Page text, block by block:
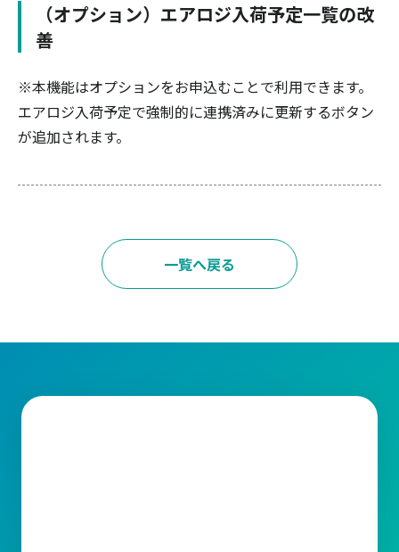
（オプション）エアロジ入荷予定一覧の改
善
※本機能はオプションをお申込むことで利用できます。
エアロジ入荷予定で強制的に連携済みに更新するボタン
が追加されます。
一覧へ戻る